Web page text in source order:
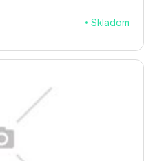
Skladom